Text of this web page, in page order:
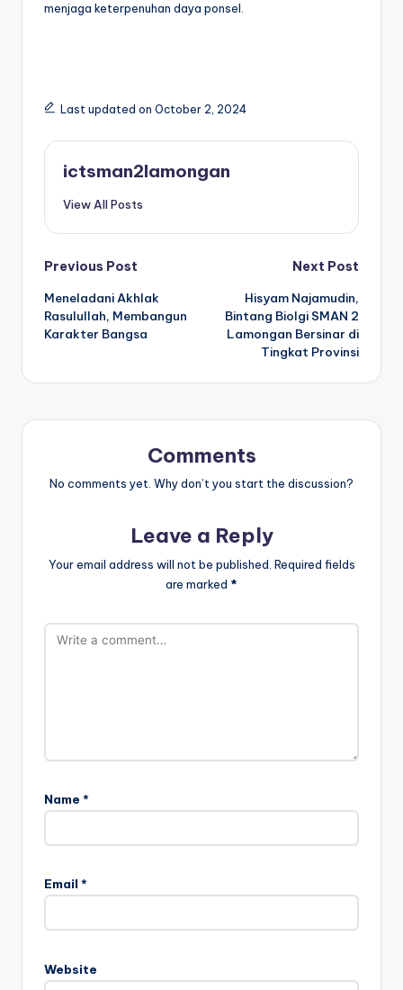
menjaga keterpenuhan daya ponsel.
Last updated on October 2, 2024
ictsman2lamongan
View All Posts
Post
navigation
Previous Post
Meneladani Akhlak
Rasulullah, Membangun
Karakter Bangsa
Next Post
Hisyam Najamudin,
Bintang Biolgi SMAN 2
Lamongan Bersinar di
Tingkat Provinsi
Comments
No comments yet. Why don’t you start the discussion?
Leave a Reply
Your email address will not be published. Required fields
are marked *
Name *
Email *
Website